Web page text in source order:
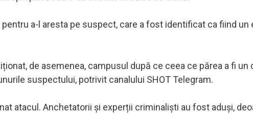
a-l aresta pe suspect, care a fost identificat ca fiind un
de asemenea, campusul după ce ceea ce părea a fi
suspectului, potrivit canalului SHOT Telegram.
atacul. Anchetatorii și experții criminaliști au fost aduși,